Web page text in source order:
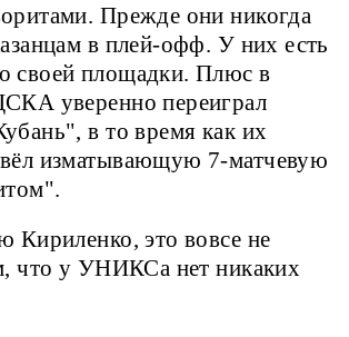
Прежде они никогда
в плей-офф. У них есть
своей площадки. Плюс в
уверенно переиграл
в то время как их
изматывающую 7-матчевую
Кириленко, это вовсе не
что у УНИКСа нет никаких